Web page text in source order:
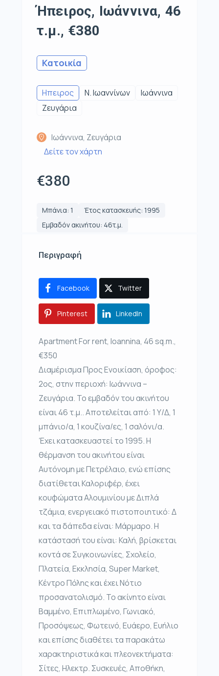
Ήπειρος, Ιωάννινα, 46
τ.μ., €380
Κατοικία
Ηπειρος Ν. Ιωαννίνων
Ιωάννινα
Ζευγάρια
Ιωάννινα, Ζευγάρια
Δείτε τον χάρτη
€380
Μπάνια: 1
Έτος κατασκευής: 1995
Εμβαδόν ακινήτου: 46τ.μ.
Περιγραφή
Facebook Twitter
Pinterest LinkedIn
Apartment For rent, Ioannina, 46 sq.m.,
€350
Διαμέρισμα Προς Ενοικίαση, όροφος:
2ος, στην περιοχή: Ιωάννινα –
Ζευγάρια. Το εμβαδόν του ακινήτου
είναι 46 τ.μ.. Αποτελείται από: 1 Υ/Δ, 1
μπάνιο/α, 1 κουζίνα/ες, 1 σαλόνι/α.
Έχει κατασκευαστεί το 1995. Η
θέρμανση του ακινήτου είναι
Αυτόνομη με Πετρέλαιο, ενώ επίσης
διατίθεται Καλοριφέρ, έχει
κουφώματα Αλουμινίου με Διπλά
τζάμια, ενεργειακό πιστοποιητικό: Δ
και τα δάπεδα είναι: Μάρμαρο. Η
κατάστασή του είναι: Καλή, βρίσκεται
κοντά σε Συγκοινωνίες, Σχολείο,
Πλατεία, Εκκλησία, Super Market,
Κέντρο Πόλης και έχει Νότιο
προσανατολισμό. Το ακίνητο είναι
Βαμμένο, Επιπλωμένο, Γωνιακό,
Προσόψεως, Φωτεινό, Ευάερο, Ευήλιο
και επίσης διαθέτει τα παρακάτω
χαρακτηριστικά και πλεονεκτήματα:
Σίτες, Ηλεκτρ. Συσκευές, Αποθήκη,